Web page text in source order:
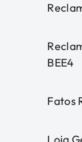
BEE4
Fatos
Loja